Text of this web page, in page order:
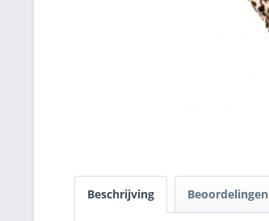
Beschrijving Beoordelingen